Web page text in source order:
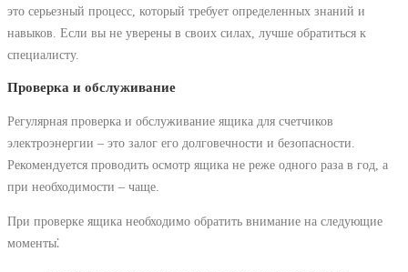
это серьезный процесс, который требует определенных знаний и
навыков. Если вы не уверены в своих силах, лучше обратиться к
специалисту.
Проверка и обслуживание
Регулярная проверка и обслуживание ящика для счетчиков
электроэнергии – это залог его долговечности и безопасности.
Рекомендуется проводить осмотр ящика не реже одного раза в год, а
при необходимости – чаще.
При проверке ящика необходимо обратить внимание на следующие
моменты⁚